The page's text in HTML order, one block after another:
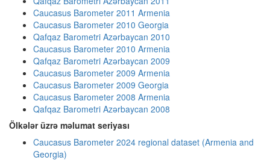
Caucasus Barometer 2011 Armenia
Caucasus Barometer 2010 Georgia
Qafqaz Barometri Azərbaycan 2010
Caucasus Barometer 2010 Armenia
Qafqaz Barometri Azərbaycan 2009
Caucasus Barometer 2009 Armenia
Caucasus Barometer 2009 Georgia
Caucasus Barometer 2008 Armenia
Qafqaz Barometri Azərbaycan 2008
Ölkələr üzrə məlumat seriyası
Caucasus Barometer 2024 regional dataset (Armenia and
Georgia)